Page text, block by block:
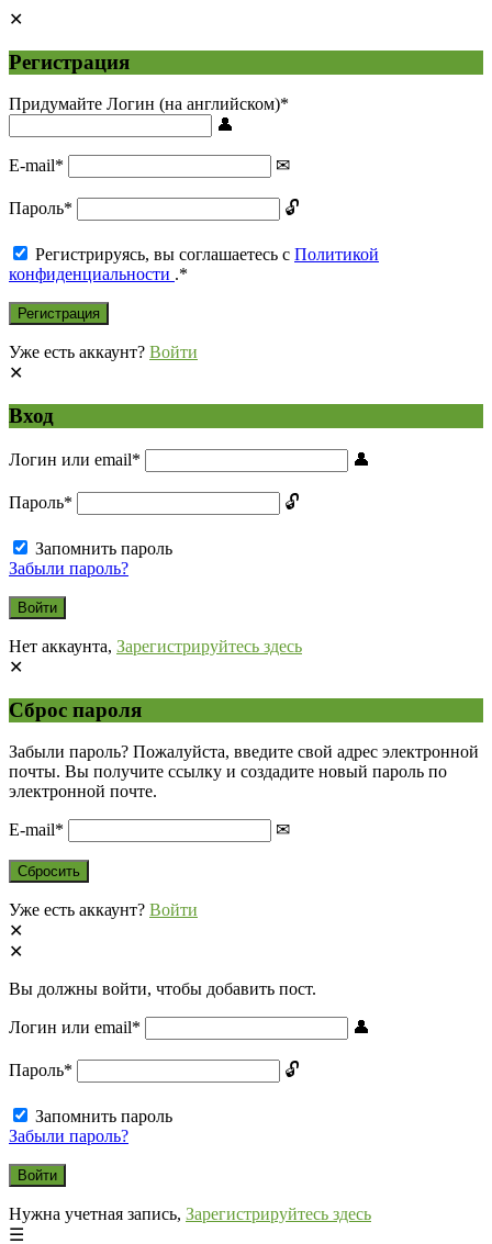
Регистрация
Придумайте Логин (на английском)*
E-mail*
Пароль*
Регистрируясь, вы соглашаетесь с Политикой
конфиденциальности .*
Уже есть аккаунт? Войти
Вход
Логин или email*
Пароль*
Запомнить пароль
Забыли пароль?
Нет аккаунта, Зарегистрируйтесь здесь
Сброс пароля
Забыли пароль? Пожалуйста, введите свой адрес электронной
почты. Вы получите ссылку и создадите новый пароль по
электронной почте.
E-mail*
Уже есть аккаунт? Войти
Вы должны войти, чтобы добавить пост.
Логин или email*
Пароль*
Запомнить пароль
Забыли пароль?
Нужна учетная запись, Зарегистрируйтесь здесь